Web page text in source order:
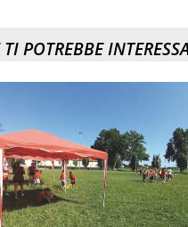
POTREBBE